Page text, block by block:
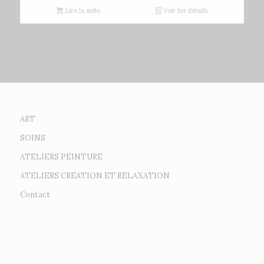
Lire la suite Voir les détails
ART
SOINS
ATELIERS PEINTURE
ATELIERS CREATION ET RELAXATION
Contact